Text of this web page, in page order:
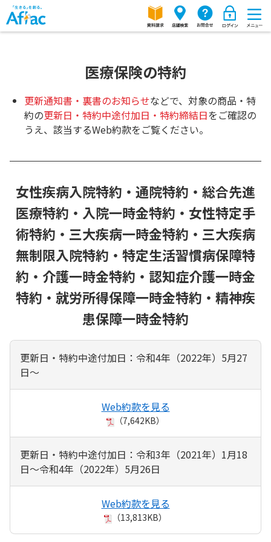
医療保険の特約
更新通知書・裏書のお知らせなどで、対象の商品・特
約の更新日・特約中途付加日・特約締結日をご確認の
うえ、該当するWeb約款をご覧ください。
女性疾病入院特約・通院特約・総合先進
医療特約・入院一時金特約・女性特定手
術特約・三大疾病一時金特約・三大疾病
無制限入院特約・特定生活習慣病保障特
約・介護一時金特約・認知症介護一時金
特約・就労所得保障一時金特約・精神疾
患保障一時金特約
更新日・特約中途付加日：令和4年（2022年）5月27
日～
Web約款を見る
（7,642KB）
更新日・特約中途付加日：令和3年（2021年）1月18
日～令和4年（2022年）5月26日
Web約款を見る
（13,813KB）